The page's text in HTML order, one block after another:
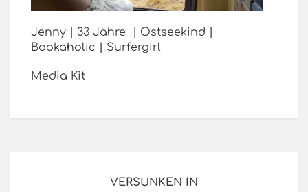
Jenny | 33 Jahre | Ostseekind |
Bookaholic | Surfergirl
Media Kit
VERSUNKEN IN